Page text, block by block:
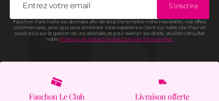
S'inscrire
Fauchon Paris traite vos données afin de vous transmettre notre newsletter, nos offres
commerciales, ainsi que pour améliorer votre expérience client sur notre site. Pour en
savoir plus sur la gestion de vos données et pour exercer vos droits, veuillez consulter
notre Politique de protection des Données Personnelles.
Fauchon Le Club Livraison offerte